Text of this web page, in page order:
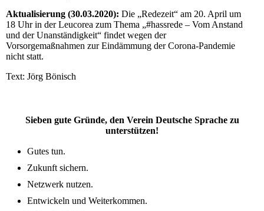
Aktualisierung (30.03.2020): Die „Redezeit“ am 20. April um
18 Uhr in der Leucorea zum Thema „#hassrede – Vom Anstand
und der Unanständigkeit“ findet wegen der
Vorsorgemaßnahmen zur Eindämmung der Corona-Pandemie
nicht statt.
Text: Jörg Bönisch
Sieben gute Gründe, den Verein Deutsche Sprache zu
unterstützen!
Gutes tun.
Zukunft sichern.
Netzwerk nutzen.
Entwickeln und Weiterkommen.